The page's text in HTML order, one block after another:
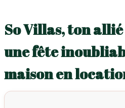
So Villas, ton
une fête
maison en